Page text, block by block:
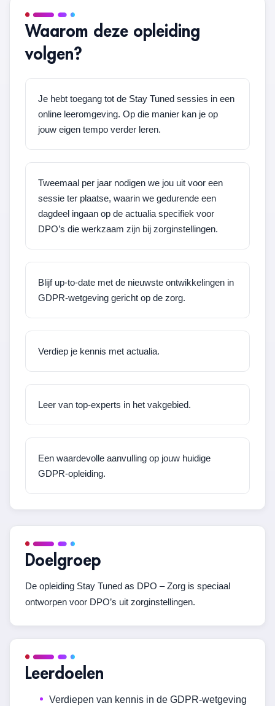
Waarom deze opleiding
volgen?
Je hebt toegang tot de Stay Tuned sessies in een
online leeromgeving. Op die manier kan je op
jouw eigen tempo verder leren.
Tweemaal per jaar nodigen we jou uit voor een
sessie ter plaatse, waarin we gedurende een
dagdeel ingaan op de actualia specifiek voor
DPO’s die werkzaam zijn bij zorginstellingen.
Blijf up-to-date met de nieuwste ontwikkelingen in
GDPR-wetgeving gericht op de zorg.
Verdiep je kennis met actualia.
Leer van top-experts in het vakgebied.
Een waardevolle aanvulling op jouw huidige
GDPR-opleiding.
Doelgroep
De opleiding Stay Tuned as DPO – Zorg is speciaal
ontworpen voor DPO’s uit zorginstellingen.
Leerdoelen
Verdiepen van kennis in de GDPR-wetgeving